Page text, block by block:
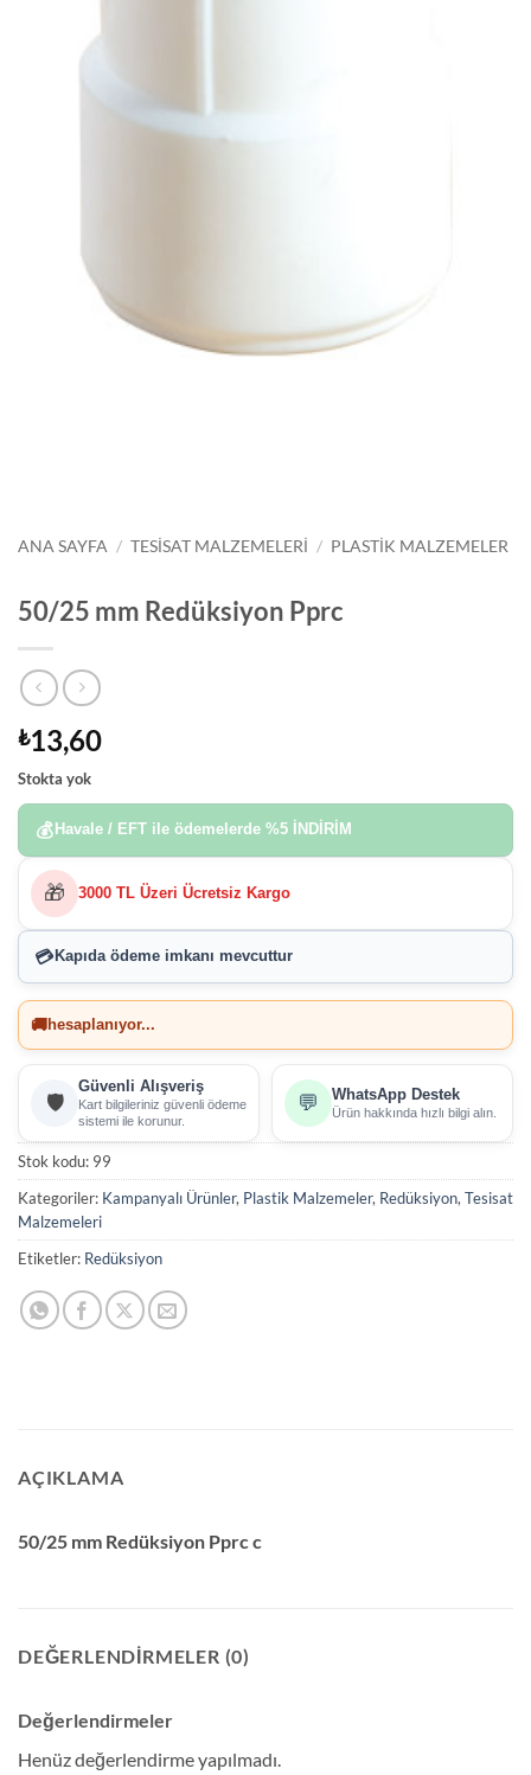
ANA SAYFA / TESISAT MALZEMELERI / PLASTIK MALZEMELER
50/25 mm Redüksiyon Pprc
₺13,60
Stokta yok
💰 Havale / EFT ile ödemelerde %5 İNDİRİM
🎁 3000 TL Üzeri Ücretsiz Kargo
💳 Kapıda ödeme imkanı mevcuttur
🚚hesaplanıyor...
🛡️
Güvenli Alışveriş
Kart bilgileriniz güvenli ödeme
sistemi ile korunur.
💬 WhatsApp Destek
Ürün hakkında hızlı bilgi alın.
Stok kodu: 99
Kategoriler: Kampanyalı Ürünler, Plastik Malzemeler, Redüksiyon, Tesisat
Malzemeleri
Etiketler: Redüksiyon
AÇIKLAMA
50/25 mm Redüksiyon Pprc c
DEĞERLENDIRMELER (0)
Değerlendirmeler
Henüz değerlendirme yapılmadı.